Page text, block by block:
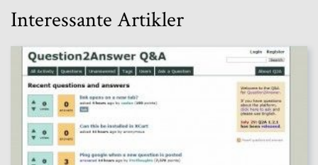
Interessante Artikler